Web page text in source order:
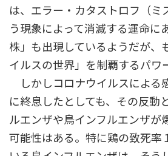
は、エラー・カタストロフ（ミ
う現象によって消滅する運命に
株」も出現しているようだが、
イルスの世界」を制覇するパワ
しかしコロナウイルスによる
に終息したとしても、その反動
ルエンザや鳥インフルエンザが
可能性はある。特に鶏の致死率